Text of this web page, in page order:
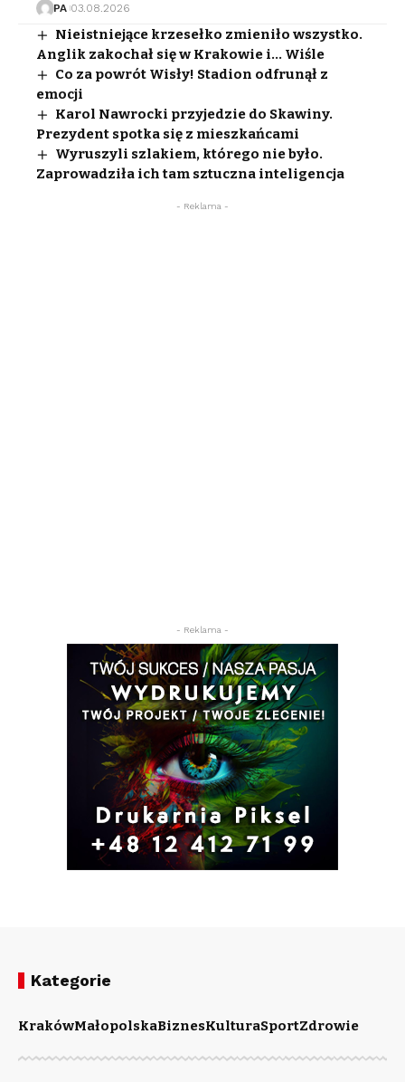
PA 03.08.2026
Nieistniejące krzesełko zmieniło wszystko.
Anglik zakochał się w Krakowie i… Wiśle
Co za powrót Wisły! Stadion odfrunął z
emocji
Karol Nawrocki przyjedzie do Skawiny.
Prezydent spotka się z mieszkańcami
Wyruszyli szlakiem, którego nie było.
Zaprowadziła ich tam sztuczna inteligencja
- Reklama -
- Reklama -
Kategorie
KrakówMałopolskaBiznesKulturaSportZdrowie